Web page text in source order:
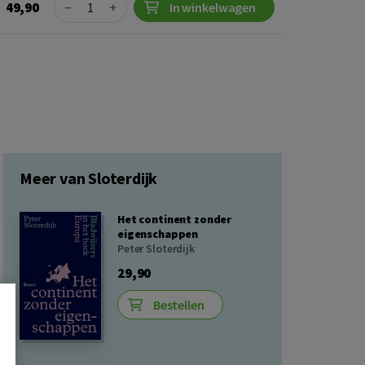
49,90 − + In winkelwagen
Meer van Sloterdijk
Het continent zonder
eigenschappen
Peter Sloterdijk
29,90
Bestellen